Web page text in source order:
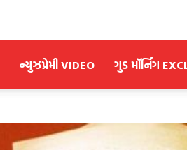
ન્યુઝપ્રેમી VIDEO ગુડ મૉર્નિંગ